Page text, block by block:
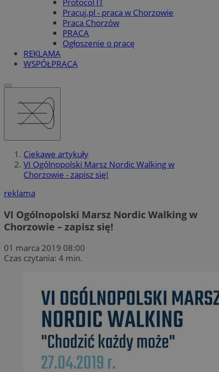
Pracuj.pl - praca w Chorzowie
Praca Chorzów
PRACA
Ogłoszenie o pracę
REKLAMA
WSPÓŁPRACA
Ciekawe artykuły
VI Ogólnopolski Marsz Nordic Walking w
Chorzowie - zapisz się!
reklama
VI Ogólnopolski Marsz Nordic Walking w
Chorzowie – zapisz się!
01 marca 2019 08:00
Czas czytania: 4 min.